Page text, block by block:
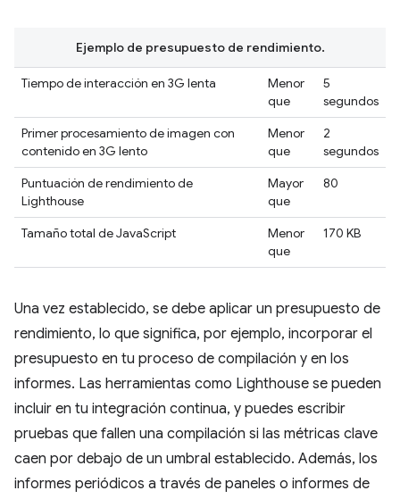
Tiempo de interacción en 3G lenta
Menor
que
5
segundos
Primer procesamiento de imagen con
contenido en 3G lento
Menor
que
2
segundos
Puntuación de rendimiento de
Lighthouse
Mayor
que
80
Tamaño total de JavaScript
Menor
que
170 KB
Ejemplo de presupuesto de rendimiento.
Una vez establecido, se debe aplicar un presupuesto de
rendimiento, lo que significa, por ejemplo, incorporar el
presupuesto en tu proceso de compilación y en los
informes. Las herramientas como Lighthouse se pueden
incluir en tu integración continua, y puedes escribir
pruebas que fallen una compilación si las métricas clave
caen por debajo de un umbral establecido. Además, los
informes periódicos a través de paneles o informes de